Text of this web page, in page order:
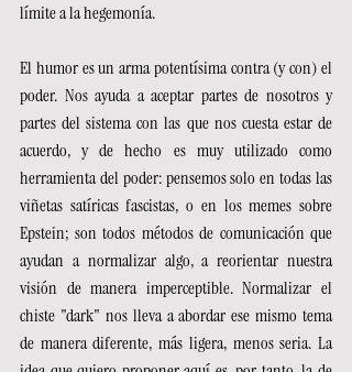
límite a la hegemonía.
El humor es un arma potentísima contra (y con) el
poder. Nos ayuda a aceptar partes de nosotros y
partes del sistema con las que nos cuesta estar de
acuerdo, y de hecho es muy utilizado como
herramienta del poder: pensemos solo en todas las
viñetas satíricas fascistas, o en los memes sobre
Epstein; son todos métodos de comunicación que
ayudan a normalizar algo, a reorientar nuestra
visión de manera imperceptible. Normalizar el
chiste "dark" nos lleva a abordar ese mismo tema
de manera diferente, más ligera, menos seria. La